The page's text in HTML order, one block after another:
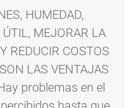
HUMEDAD,
MEJORAR LA
REDUCIR COSTOS
LAS VENTAJAS
problemas en el